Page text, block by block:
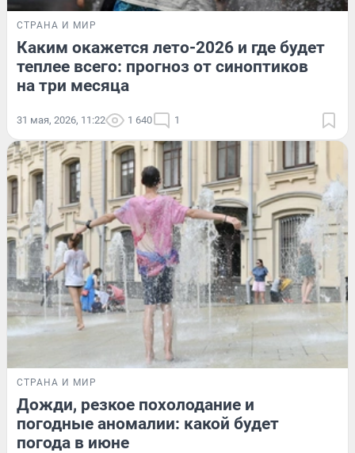
СТРАНА И МИР
Каким окажется лето-2026 и где будет
теплее всего: прогноз от синоптиков
на три месяца
31 мая, 2026, 11:22 1 640 1
СТРАНА И МИР
Дожди, резкое похолодание и
погодные аномалии: какой будет
погода в июне